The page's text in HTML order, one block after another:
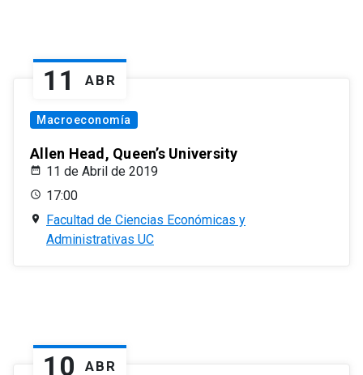
11 ABR
Macroeconomía
Allen Head, Queen’s University
11 de Abril de 2019
17:00
Facultad de Ciencias Económicas y
Administrativas UC
10 ABR